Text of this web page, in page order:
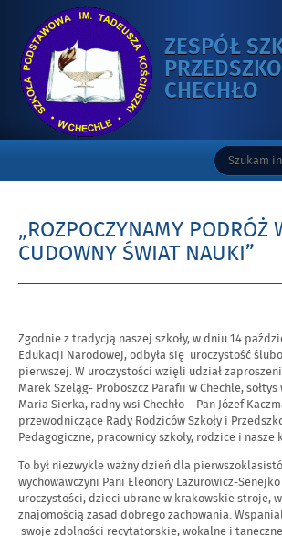
ZESPÓŁ
CHECHŁO
W
Tutaj
wpisz
szukaną
„ROZPOCZYNAMY PODRÓŻ
CUDOWNY ŚWIAT NAUKI”
dniu
Zgodnie z tradycją naszej szkoły, w dniu 14
Edukacji Narodowej, odbyła się uroczystość
pierwszej. W uroczystości wzięli udział
Marek Szeląg- Proboszcz Parafii w Chechle, sołtys
Maria Sierka, radny wsi Chechło – Pan Józef
przewodniczące Rady Rodziców Szkoły i
Pedagogiczne, pracownicy szkoły, rodzice i nasze
To był niezwykle ważny dzień dla
wychowawczyni Pani Eleonory Lazurowicz-
uroczystości, dzieci ubrane w krakowskie stroje,
znajomością zasad dobrego zachowania.
swoje zdolności recytatorskie, wokalne i